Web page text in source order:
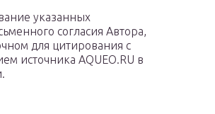
указанных
согласия Автора,
для цитирования с
источника AQUEO.RU в